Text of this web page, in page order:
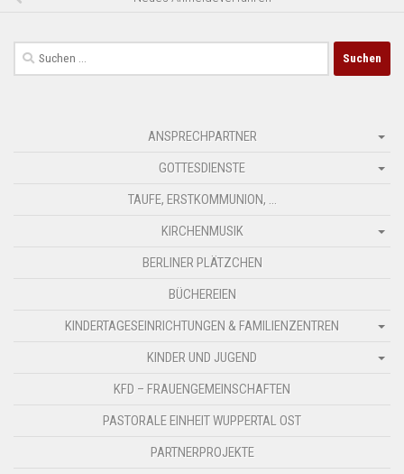
Suchen
nach:
ANSPRECHPARTNER
GOTTESDIENSTE
TAUFE, ERSTKOMMUNION, …
KIRCHENMUSIK
BERLINER PLÄTZCHEN
BÜCHEREIEN
KINDERTAGESEINRICHTUNGEN & FAMILIENZENTREN
KINDER UND JUGEND
KFD – FRAUENGEMEINSCHAFTEN
PASTORALE EINHEIT WUPPERTAL OST
PARTNERPROJEKTE